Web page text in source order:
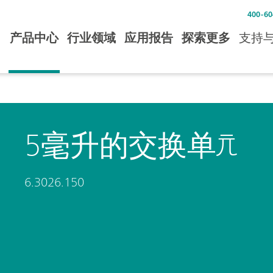
400-
产品中心 行业领域 应用报告 探索更多 支持
5毫升的交换单元
6.3026.150